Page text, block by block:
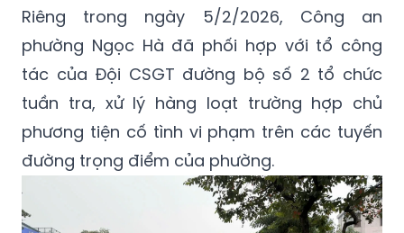
Riêng trong ngày 5/2/2026, Công an
phường Ngọc Hà đã phối hợp với tổ công
tác của Đội CSGT đường bộ số 2 tổ chức
tuần tra, xử lý hàng loạt trường hợp chủ
phương tiện cố tình vi phạm trên các tuyến
đường trọng điểm của phường.